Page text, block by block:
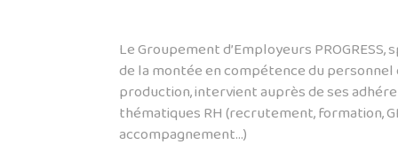
Le Groupement d’Employeurs PROGRESS,
de la montée en compétence du personnel
production, intervient auprès de ses
thématiques RH (recrutement, formation,
accompagnement…)